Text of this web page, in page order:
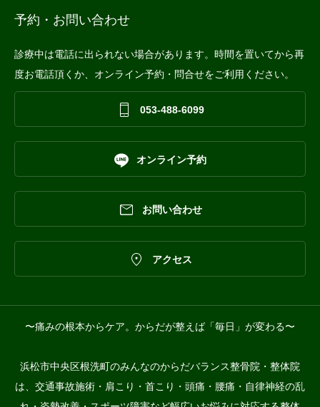
予約・お問い合わせ
診療中は電話に出られない場合があります。時間を置いてから再
度お電話頂くか、オンライン予約・問合せをご利用ください。
 053-488-6099
 オンライン予約
 お問い合わせ
 アクセス
〜痛みの根本からケア。からだが整えば「毎日」が変わる〜
浜松市中央区根洗町のみんなのからだバランス整骨院・整体院
は、交通事故施術・肩こり・首こり・頭痛・腰痛・自律神経の乱